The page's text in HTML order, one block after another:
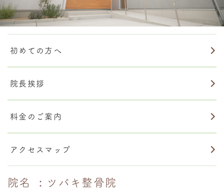
初めての方へ
院長挨拶
料金のご案内
アクセスマップ
院名 ：ツバキ整骨院